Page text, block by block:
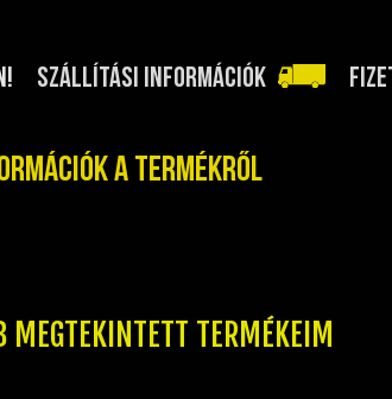
SZÁLLÍTÁSI INFORMÁCIÓK
a termékről
MEGTEKINTETT TERMÉKEIM